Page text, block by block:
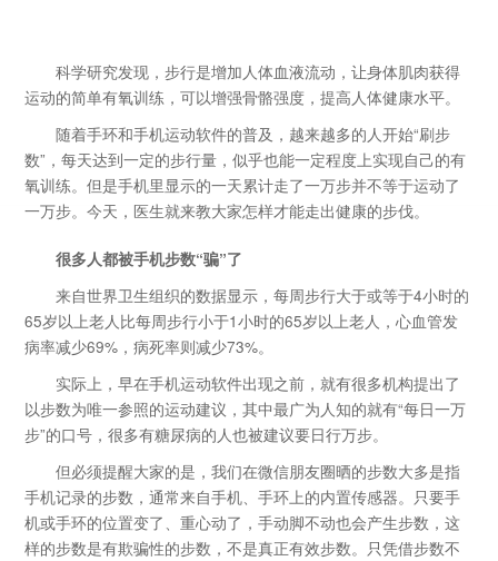
科学研究发现，步行是增加人体血液流动，让身体肌肉获得
运动的简单有氧训练，可以增强骨骼强度，提高人体健康水平。
随着手环和手机运动软件的普及，越来越多的人开始“刷步
数”，每天达到一定的步行量，似乎也能一定程度上实现自己的有
氧训练。但是手机里显示的一天累计走了一万步并不等于运动了
一万步。今天，医生就来教大家怎样才能走出健康的步伐。
很多人都被手机步数“骗”了
来自世界卫生组织的数据显示，每周步行大于或等于4小时的
65岁以上老人比每周步行小于1小时的65岁以上老人，心血管发
病率减少69%，病死率则减少73%。
实际上，早在手机运动软件出现之前，就有很多机构提出了
以步数为唯一参照的运动建议，其中最广为人知的就有“每日一万
步”的口号，很多有糖尿病的人也被建议要日行万步。
但必须提醒大家的是，我们在微信朋友圈晒的步数大多是指
手机记录的步数，通常来自手机、手环上的内置传感器。只要手
机或手环的位置变了、重心动了，手动脚不动也会产生步数，这
样的步数是有欺骗性的步数，不是真正有效步数。只凭借步数不